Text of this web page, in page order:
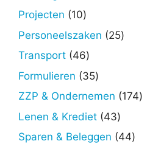
Projecten 1010
producten
Personeelszaken 2525
Transport 4646
producten
Formulieren 3535
producten
ZZP & Ondernemen 174174
Lenen & Krediet 4343
producten
Sparen & Beleggen 4444